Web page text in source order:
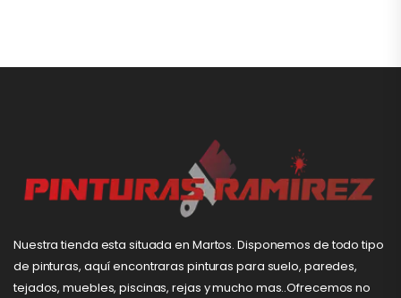
Nuestra tienda esta situada en Martos. Disponemos de todo tipo
de pinturas, aquí encontraras pinturas para suelo, paredes,
tejados, muebles, piscinas, rejas y mucho mas..Ofrecemos no